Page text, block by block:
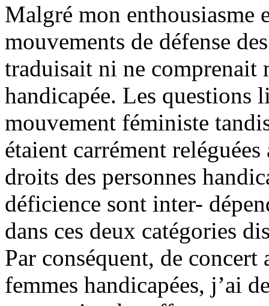
Malgré mon enthousiasme
mouvements de défense
traduisait ni ne comprenait
handicapée. Les questions
mouvement féministe
étaient carrément
droits des personnes
déficience sont inter-
dans ces deux catégories
Par conséquent, de concert
femmes handicapées, j’ai